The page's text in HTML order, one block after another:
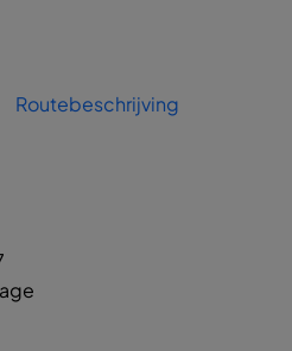
Routebeschrijving